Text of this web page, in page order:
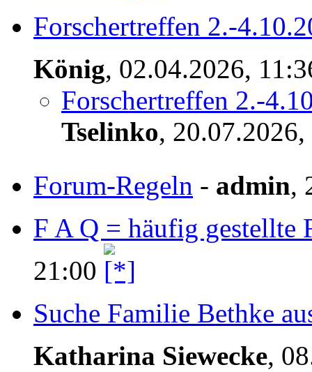
Forschertreffen 2.-
König, 02.04.2026,
Forschertreffen 2.-
Tselinko,
Forum-Regeln - admin,
F A Q = häufig gestellte
21:00
Suche Familie Bethke
Katharina Siewecke,